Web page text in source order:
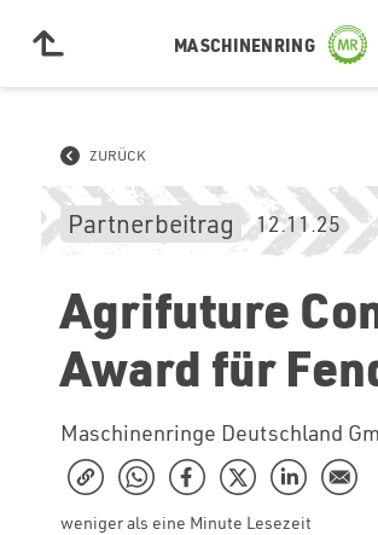
MASCHINENRING
ZURÜCK
Partnerbeitrag 12.11.25
Agrifuture
Award für
Maschinenringe Deutschland
weniger als eine Minute Lesezeit